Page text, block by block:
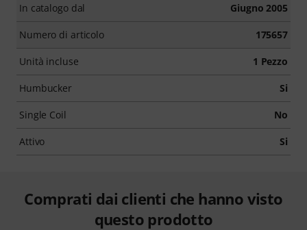
In catalogo dal Giugno 2005
Numero di articolo 175657
Unità incluse 1 Pezzo
Humbucker Si
Single Coil No
Attivo Si
Comprati dai clienti che hanno visto
questo prodotto